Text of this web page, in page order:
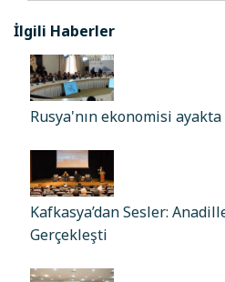
İlgili Haberler
Rusya'nın ekonomisi
Kafkasya’dan Sesler:
Gerçekleşti